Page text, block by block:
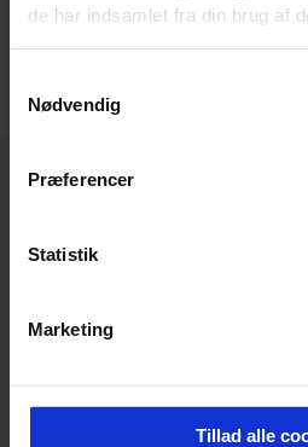
de har indsamlet fra din brug af
Nødvendig
Præferencer
Statistik
Marketing
Tillad alle
VIS FLERE